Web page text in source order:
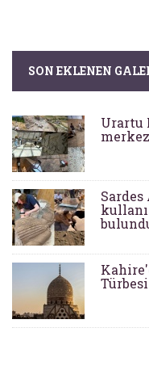
SON EKLENEN
Urartu